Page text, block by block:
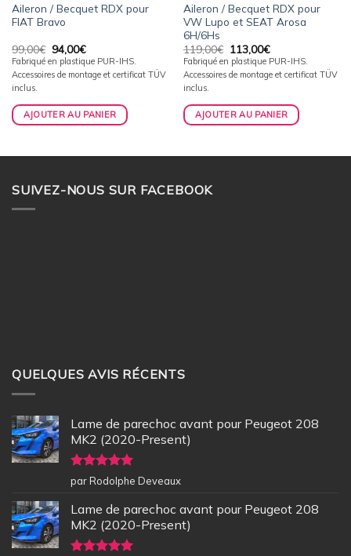
Aileron / Becquet RDX pour
FIAT Bravo
99,00€ Le
prix
initial
était :
94,00€Le
prix
actuel
est :
Fabriqué en plastique PUR-IHS.
Accessoires de montage et certificat TÜV
inclus.
AJOUTER AU PANIER
Aileron / Becquet RDX pour
VW Lupo et SEAT Arosa
6H/6Hs
119,00€ Le
prix
initial
était :
113,00€Le
prix
actuel
est :
Fabriqué en plastique PUR-IHS.
Accessoires de montage et certificat TÜV
inclus.
AJOUTER AU PANIER
SUIVEZ-NOUS SUR FACEBOOK
QUELQUES AVIS RÉCENTS
Lame de parechoc avant pour Peugeot 208
MK2 (2020-Present)
Note5sur
5
par Rodolphe Deveaux
Lame de parechoc avant pour Peugeot 208
MK2 (2020-Present)